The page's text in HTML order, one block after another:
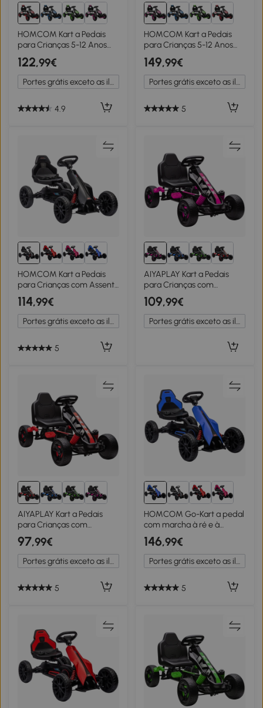
HOMCOM Kart a Pedais
para Crianças 5-12 Anos
com Assento Ajustável
Pneus Insufláveis
Amortecimento e Travão
de Mão 121x58x61cm
122,99€
Portes grátis exceto as ilhas
4.9
HOMCOM Kart a Pedais
para Crianças 5-12 Anos
com Assento Ajustável
Pneus Insufláveis
Amortecimento e Travão
de Mão 121x58x61 cm Rosa
149,99€
Portes grátis exceto as ilhas
5
HOMCOM Kart a Pedais
para Crianças com Assento
Ajustável em 4 Posições,
Travão de Mão e Rodas de
EVA 100x58x58,5 cm Preto
114,99€
Portes grátis exceto as ilhas
5
AIYAPLAY Kart a Pedais
para Crianças com
Embraiagem Automática
Travão e Rodas
Antiderrapantes em EVA
100x59x60,5 cm Rosa
109,99€
Portes grátis exceto as ilhas
AIYAPLAY Kart a Pedais
para Crianças com
Embraiagem Automática
Travão e Rodas
Antiderrapantes em EVA
100x59x60,5 cm Vermelho
97,99€
Portes grátis exceto as ilhas
5
HOMCOM Go-Kart a pedal
com marcha à ré e à
frente, para crianças de 3 a
8 anos, Azul
146,99€
Portes grátis exceto as ilhas
5